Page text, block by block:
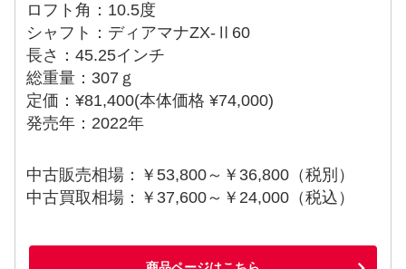
ロフト角：10.5度
シャフト：ディアマナZX-Ⅱ60
長さ：45.25インチ
総重量：307ｇ
定価：¥81,400(本体価格 ¥74,000)
発売年：2022年
中古販売相場：￥53,800～￥36,800（税別）
中古買取相場：￥37,600～￥24,000（税込）